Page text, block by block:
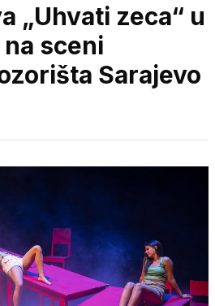
„Uhvati zeca“ u
sceni
Sarajevo